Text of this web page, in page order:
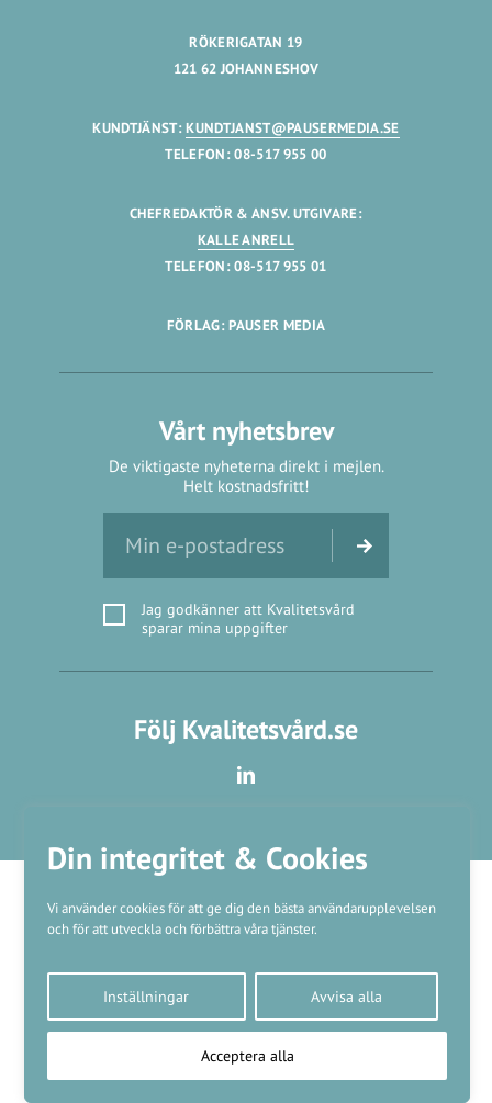
Din integritet & Cookies
Vi använder cookies för att ge dig den bästa användarupplevelsen
och för att utveckla och förbättra våra tjänster.
Inställningar Avvisa alla
Acceptera alla
RÖKERIGATAN 19
121 62 JOHANNESHOV
KUNDTJÄNST:KUNDTJANST@PAUSERMEDIA.SE
TELEFON: 08-517 955 00
CHEFREDAKTÖR & ANSV. UTGIVARE:
KALLE ANRELL
TELEFON: 08-517 955 01
FÖRLAG: PAUSER MEDIA
Vårt nyhetsbrev
De viktigaste nyheterna direkt i mejlen.
Helt kostnadsfritt!
Jag godkänner att Kvalitetsvård
sparar mina uppgifter
Följ Kvalitetsvård.se
Kundtjänst